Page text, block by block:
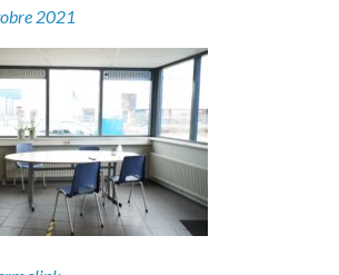
2021